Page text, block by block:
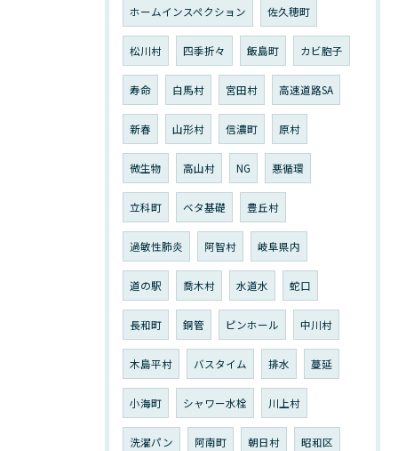
ホームインスペクション 佐久穂町
松川村 四季折々 飯島町 カビ胞子
寿命 白馬村 宮田村 高速道路SA
新春 山形村 信濃町 原村
微生物 高山村 NG 悪循環
立科町 ベタ基礎 豊丘村
過敏性肺炎 阿智村 岐阜県内
道の駅 喬木村 水道水 蛇口
長和町 銅管 ピンホール 中川村
木島平村 バスタイム 排水 蔓延
小海町 シャワー水栓 川上村
洗濯パン 阿南町 朝日村 昭和区